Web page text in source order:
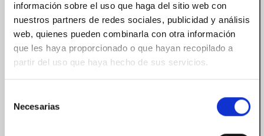
información sobre el uso que haga del sitio web con
nuestros partners de redes sociales, publicidad y análisis
web, quienes pueden combinarla con otra información
que les haya proporcionado o que hayan recopilado a
partir del uso que haya hecho de sus servicios.
Necesarias